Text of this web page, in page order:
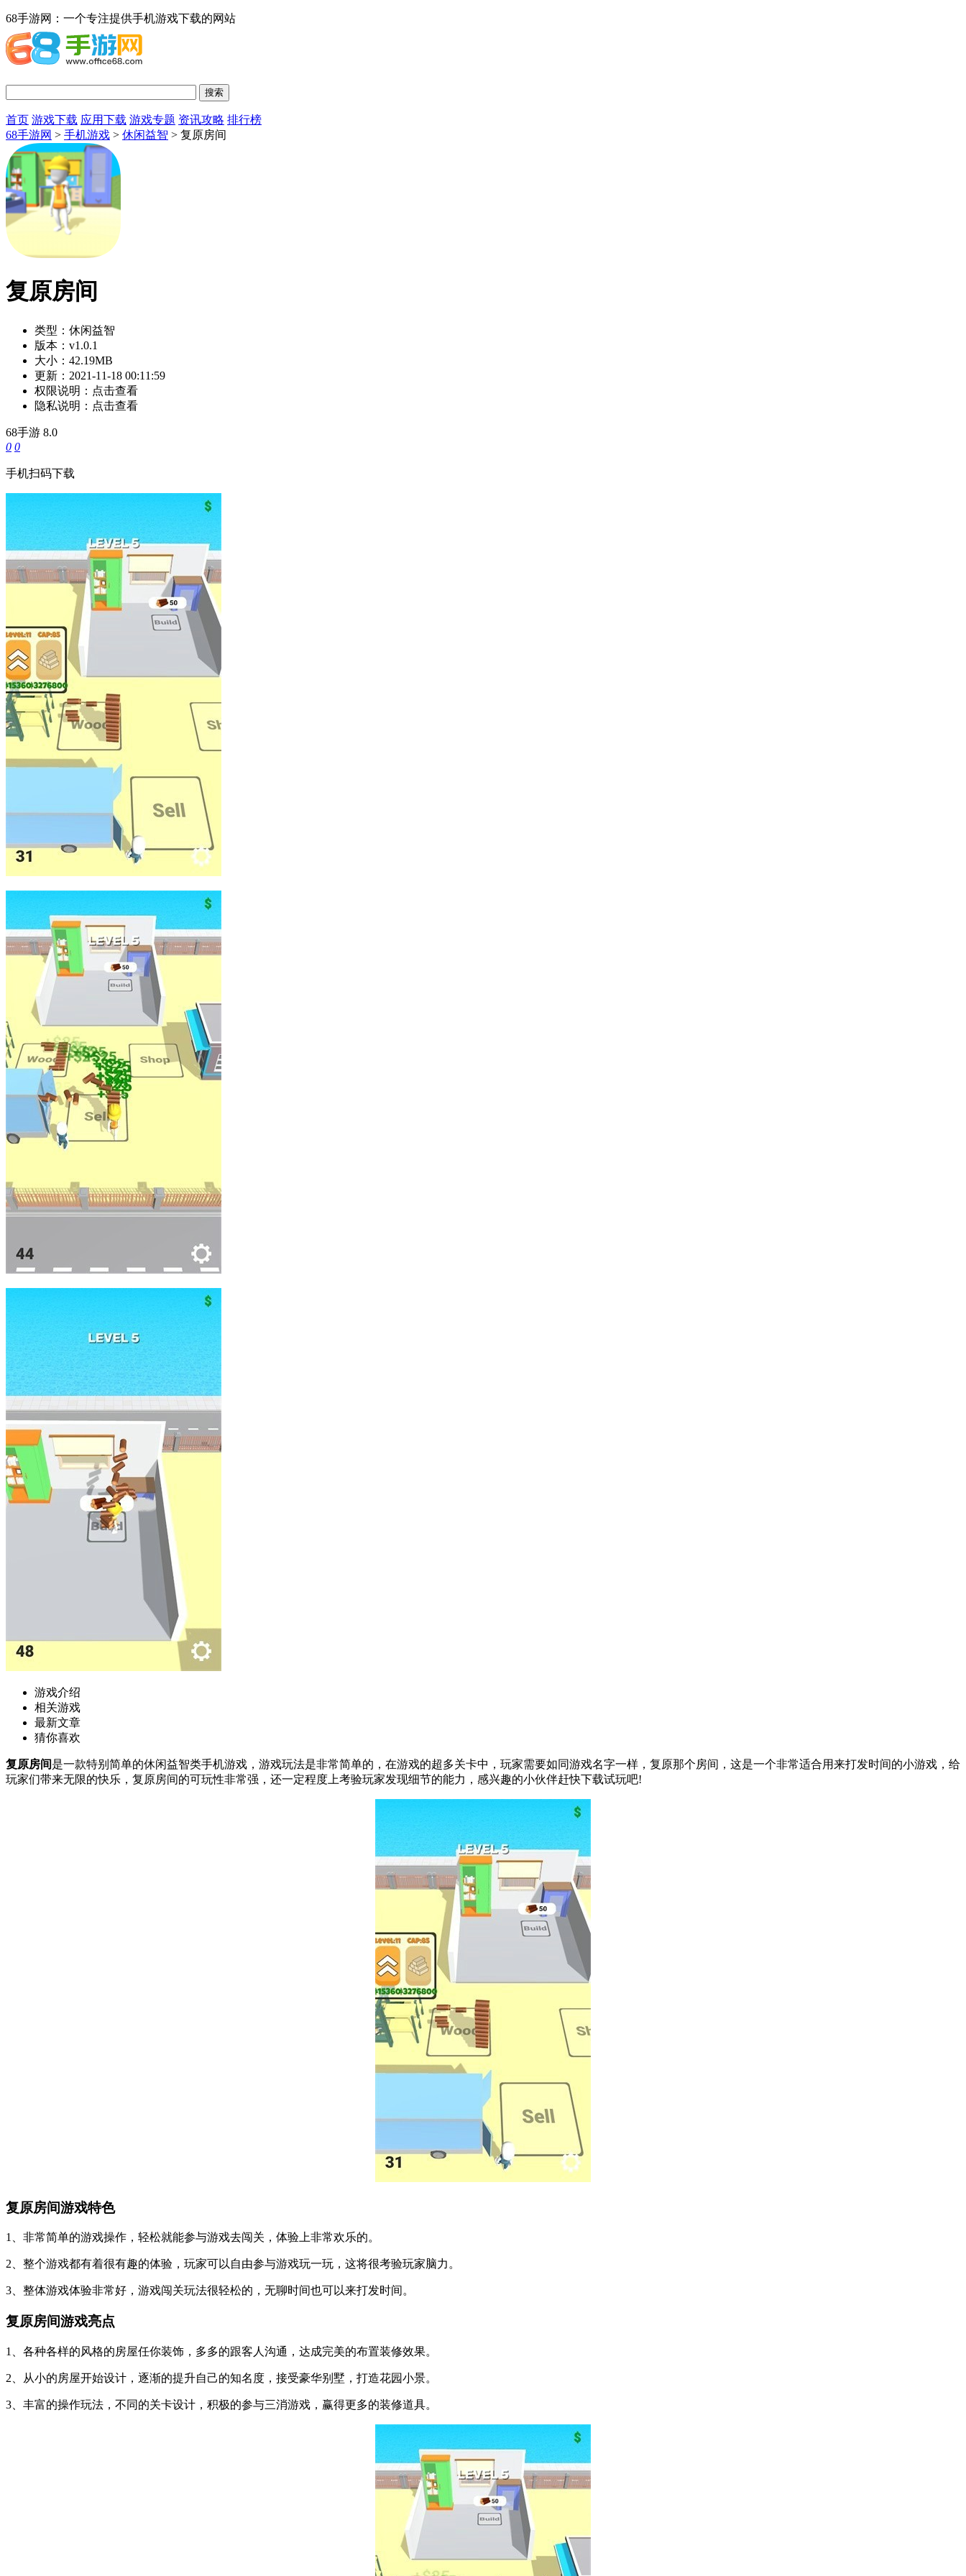
68手游网：一个专注提供手机游戏下载的网站
首页 游戏下载 应用下载 游戏专题 资讯攻略 排行榜
68手游网 > 手机游戏 > 休闲益智 > 复原房间
复原房间
类型： 休闲益智
版本： v1.0.1
大小： 42.19MB
更新： 2021-11-18 00:11:59
权限说明： 点击查看
隐私说明： 点击查看
68手游 8.0
0 0
手机扫码下载
游戏介绍
相关游戏
最新文章
猜你喜欢
复原房间是一款特别简单的休闲益智类手机游戏，游戏玩法是非常简单的，在游戏的超多关卡中，玩家需要如同游戏名字一样，复原那个房间，这是一个非常适合用来打发时间的小游戏，给
玩家们带来无限的快乐，复原房间的可玩性非常强，还一定程度上考验玩家发现细节的能力，感兴趣的小伙伴赶快下载试玩吧!
复原房间游戏特色
1、非常简单的游戏操作，轻松就能参与游戏去闯关，体验上非常欢乐的。
2、整个游戏都有着很有趣的体验，玩家可以自由参与游戏玩一玩，这将很考验玩家脑力。
3、整体游戏体验非常好，游戏闯关玩法很轻松的，无聊时间也可以来打发时间。
复原房间游戏亮点
1、各种各样的风格的房屋任你装饰，多多的跟客人沟通，达成完美的布置装修效果。
2、从小的房屋开始设计，逐渐的提升自己的知名度，接受豪华别墅，打造花园小景。
3、丰富的操作玩法，不同的关卡设计，积极的参与三消游戏，赢得更多的装修道具。